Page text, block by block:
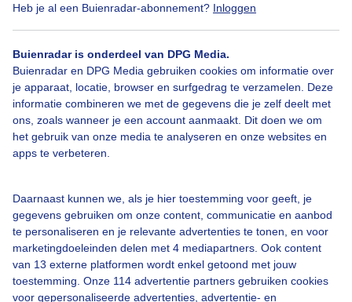
Heb je al een Buienradar-abonnement? Inloggen
Buienradar is onderdeel van DPG Media.
Buienradar en DPG Media gebruiken cookies om informatie over
je apparaat, locatie, browser en surfgedrag te verzamelen. Deze
informatie combineren we met de gegevens die je zelf deelt met
ons, zoals wanneer je een account aanmaakt. Dit doen we om
het gebruik van onze media te analyseren en onze websites en
apps te verbeteren.
Daarnaast kunnen we, als je hier toestemming voor geeft, je
gegevens gebruiken om onze content, communicatie en aanbod
te personaliseren en je relevante advertenties te tonen, en voor
marketingdoeleinden delen met 4 mediapartners. Ook content
van 13 externe platformen wordt enkel getoond met jouw
toestemming. Onze 114 advertentie partners gebruiken cookies
voor gepersonaliseerde advertenties, advertentie- en
Over Buienradar
Bedrijfsgegevens
Veelgestelde vragen
Contact
Toegankelijkheid
Buienradar Team
Privacy beleid
Cookie beleid
Privacy instellingen